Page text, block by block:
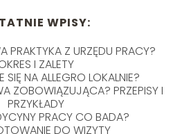
WPISY:
PRAKTYKA Z URZĘDU PRACY?
I ZALETY
NA ALLEGRO LOKALNIE?
ZOBOWIĄZUJĄCA? PRZEPISY I
PRZYKŁADY
PRACY CO BADA?
DO WIZYTY